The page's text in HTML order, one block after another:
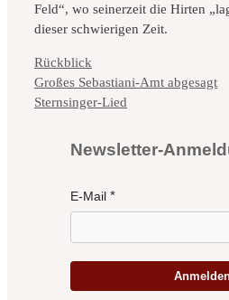
Feld“, wo seinerzeit die Hirten
dieser schwierigen Zeit.
Kategorien
Rückblick
Großes Sebastiani-Amt abgesagt
Sternsinger-Lied
Newsletter-
E-Mail